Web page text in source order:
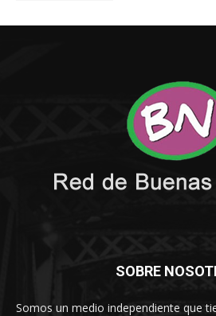
SOBRE
Somos un medio independiente que